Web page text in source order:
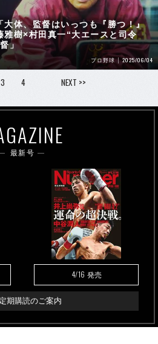
大体、監督はいっつも『勝つ！』
雅樹×村田真一“大エースと司令
」
プロ野球 2025/06/04
3 4 NEXT >>
最新号
4/16 発売
期購読のご案内